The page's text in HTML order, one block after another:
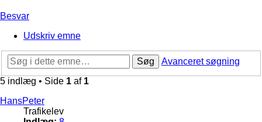
Besvar
Udskriv emne
Søg
Avanceret søgning
5 indlæg • Side 1 af 1
HansPeter
Trafikelev